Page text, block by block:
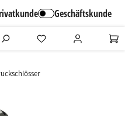
Geschäftskunde